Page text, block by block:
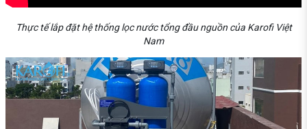
Thực tế lắp đặt hệ thống lọc nước tổng đầu nguồn của Karofi Việt
Nam